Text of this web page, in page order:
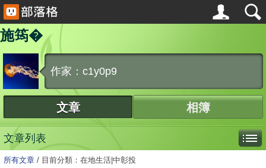
施筠�
作家：c1y0p9
文章 相簿
文章列表
所有文章 / 目前分類：在地生活|中彰投